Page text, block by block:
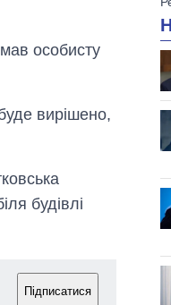
особисту
вирішено,
будівлі
Підписатися